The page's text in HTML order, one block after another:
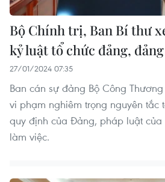
Bộ Chính trị, Ban Bí thư
kỷ luật tổ chức đảng,
27/01/2024 07:35
Ban cán sự đảng Bộ Công Thương
vi phạm nghiêm trọng nguyên tắc
quy định của Đảng, pháp luật
làm việc.